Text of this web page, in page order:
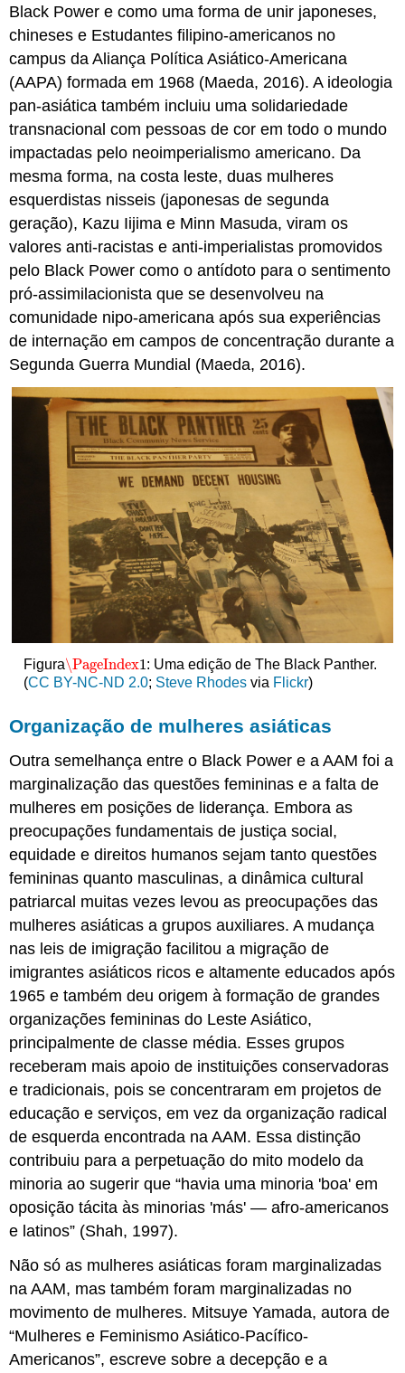
Black Power e como uma forma de unir japoneses,
chineses e Estudantes filipino-americanos no
campus da Aliança Política Asiático-Americana
(AAPA) formada em 1968 (Maeda, 2016). A ideologia
pan-asiática também incluiu uma solidariedade
transnacional com pessoas de cor em todo o mundo
impactadas pelo neoimperialismo americano. Da
mesma forma, na costa leste, duas mulheres
esquerdistas nisseis (japonesas de segunda
geração), Kazu Iijima e Minn Masuda, viram os
valores anti-racistas e anti-imperialistas promovidos
pelo Black Power como o antídoto para o sentimento
pró-assimilacionista que se desenvolveu na
comunidade nipo-americana após sua experiências
de internação em campos de concentração durante a
Segunda Guerra Mundial (Maeda, 2016).
Figura\PageIndex1
\PageIndex1: Uma edição de The Black Panther.
(CC BY-NC-ND 2.0; Steve Rhodesvia Flickr)
Organização de mulheres asiáticas
Outra semelhança entre o Black Power e a AAM foi a
marginalização das questões femininas e a falta de
mulheres em posições de liderança. Embora as
preocupações fundamentais de justiça social,
equidade e direitos humanos sejam tanto questões
femininas quanto masculinas, a dinâmica cultural
patriarcal muitas vezes levou as preocupações das
mulheres asiáticas a grupos auxiliares. A mudança
nas leis de imigração facilitou a migração de
imigrantes asiáticos ricos e altamente educados após
1965 e também deu origem à formação de grandes
organizações femininas do Leste Asiático,
principalmente de classe média. Esses grupos
receberam mais apoio de instituições conservadoras
e tradicionais, pois se concentraram em projetos de
educação e serviços, em vez da organização radical
de esquerda encontrada na AAM. Essa distinção
contribuiu para a perpetuação do mito modelo da
minoria ao sugerir que “havia uma minoria 'boa' em
oposição tácita às minorias 'más' — afro-americanos
e latinos” (Shah, 1997).
Não só as mulheres asiáticas foram marginalizadas
na AAM, mas também foram marginalizadas no
movimento de mulheres. Mitsuye Yamada, autora de
“Mulheres e Feminismo Asiático-Pacífico-
Americanos”, escreve sobre a decepção e a